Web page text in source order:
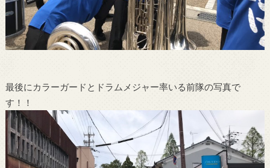
最後にカラーガードとドラムメジャー率いる前隊の写真で
す！！